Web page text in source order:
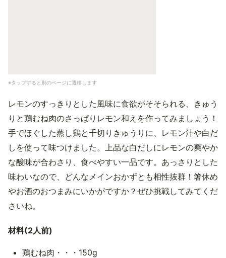
※タップすると別のページに遷移します
レモンのすっきりとした風味に食欲がそそられる、きゅう
りと鶏むね肉のさっぱりレモン和えを作ってみましょう！
手でほぐした蒸し鶏と千切りきゅうりに、レモン汁や白だ
しを使って味つけました。上品な白だしにレモンの爽やか
な酸味が合わさり、食べやすい一品です。あっさりとした
味わいなので、どんなメインおかずとも相性抜群！箸休め
やお酒のおつまみにいかがですか？ぜひ挑戦してみてくだ
さいね。
材料(2人前)
鶏むね肉・・・150g